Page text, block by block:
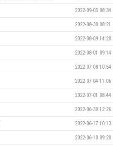
2022-09-05 08:34
2022-08-30 08:21
2022-08-09 14:20
2022-08-01 09:14
2022-07-08 10:54
2022-07-04 11:06
2022-07-01 08:44
2022-06-30 12:26
2022-06-17 10:13
2022-06-10 09:20